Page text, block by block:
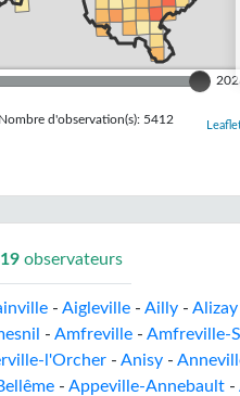
Nombre d'observation(s): 5412
observateurs
- Aigleville - Ailly - Alizay
- Amfreville - Amfreville-
l'Orcher - Anisy -
- Appeville-Annebault -